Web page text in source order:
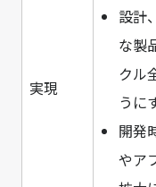
実現
設計
な製
クル
うに
開発
やア